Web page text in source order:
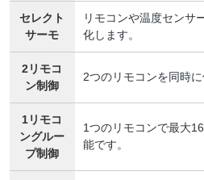
セレクト
サーモ
リモコンや温度センサ
化します。
2リモコ
ン制御
2つのリモコンを同時に
1リモコ
ングルー
プ制御
1つのリモコンで最大
能です。